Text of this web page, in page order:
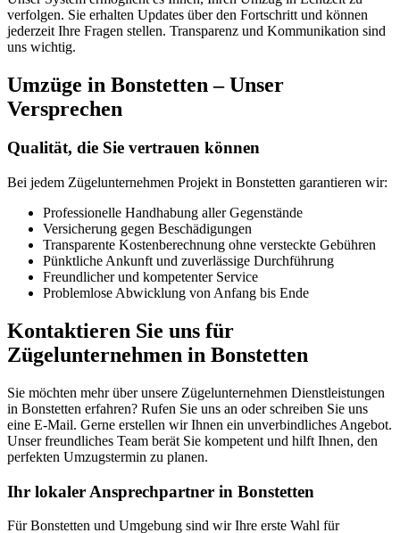
verfolgen. Sie erhalten Updates über den Fortschritt und können
jederzeit Ihre Fragen stellen. Transparenz und Kommunikation sind
uns wichtig.
Umzüge in Bonstetten – Unser
Versprechen
Qualität, die Sie vertrauen können
Bei jedem Zügelunternehmen Projekt in Bonstetten garantieren wir:
Professionelle Handhabung aller Gegenstände
Versicherung gegen Beschädigungen
Transparente Kostenberechnung ohne versteckte Gebühren
Pünktliche Ankunft und zuverlässige Durchführung
Freundlicher und kompetenter Service
Problemlose Abwicklung von Anfang bis Ende
Kontaktieren Sie uns für
Zügelunternehmen in Bonstetten
Sie möchten mehr über unsere Zügelunternehmen Dienstleistungen
in Bonstetten erfahren? Rufen Sie uns an oder schreiben Sie uns
eine E-Mail. Gerne erstellen wir Ihnen ein unverbindliches Angebot.
Unser freundliches Team berät Sie kompetent und hilft Ihnen, den
perfekten Umzugstermin zu planen.
Ihr lokaler Ansprechpartner in Bonstetten
Für Bonstetten und Umgebung sind wir Ihre erste Wahl für